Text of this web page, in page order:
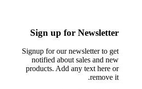
Sign up for Newsletter
Signup for our newsletter to get
notified about sales and new
products. Add any text here or
remove it.